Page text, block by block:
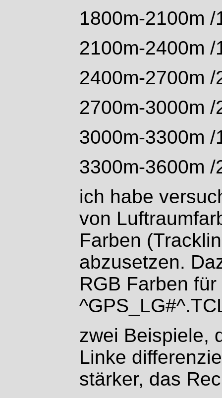
1800m-2100m
2100m-2400m
2400m-2700m
2700m-3000m
3000m-3300m
3300m-3600m
ich habe
von
Farben
abzusetzen.
RGB Farben
zwei Beispiele,
Linke
stärker, das